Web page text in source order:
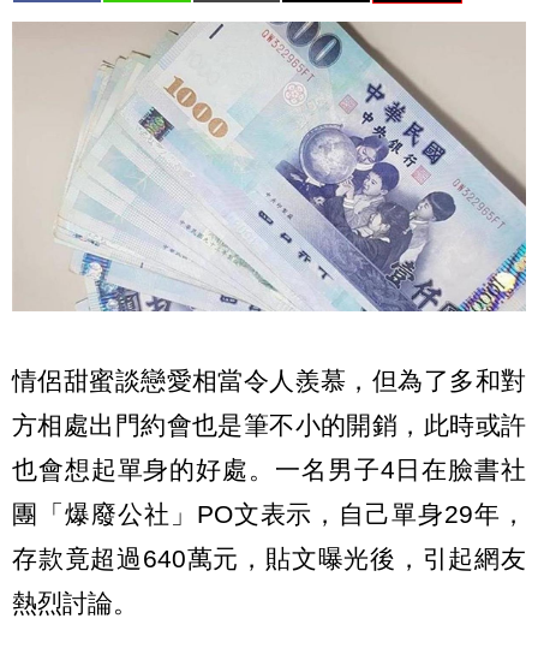
情侶甜蜜談戀愛相當令人羨慕，但為了多和對
方相處出門約會也是筆不小的開銷，此時或許
也會想起單身的好處。一名男子4日在臉書社
團「爆廢公社」PO文表示，自己單身29年，
存款竟超過640萬元，貼文曝光後，引起網友
熱烈討論。